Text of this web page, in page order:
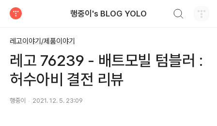
행중이's BLOG YOLO
레고이야기/제품이야기
레고 76239 - 배트모빌 텀블러 :
허수아비 결전 리뷰
행중이 2021. 12. 5. 23:09